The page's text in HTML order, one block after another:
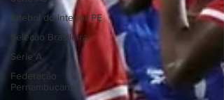
futebol do interior PE
Seleção Brasileira
Série A
Federação
Pernambucana